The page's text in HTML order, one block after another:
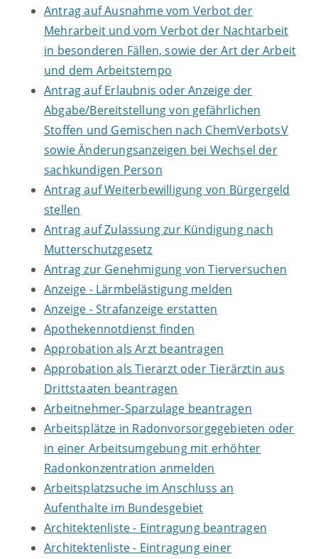
Antrag auf Ausnahme vom Verbot der
Mehrarbeit und vom Verbot der Nachtarbeit
in besonderen Fällen, sowie der Art der Arbeit
und dem Arbeitstempo
Antrag auf Erlaubnis oder Anzeige der
Abgabe/Bereitstellung von gefährlichen
Stoffen und Gemischen nach ChemVerbotsV
sowie Änderungsanzeigen bei Wechsel der
sachkundigen Person
Antrag auf Weiterbewilligung von Bürgergeld
stellen
Antrag auf Zulassung zur Kündigung nach
Mutterschutzgesetz
Antrag zur Genehmigung von Tierversuchen
Anzeige - Lärmbelästigung melden
Anzeige - Strafanzeige erstatten
Apothekennotdienst finden
Approbation als Arzt beantragen
Approbation als Tierarzt oder Tierärztin aus
Drittstaaten beantragen
Arbeitnehmer-Sparzulage beantragen
Arbeitsplätze in Radonvorsorgegebieten oder
in einer Arbeitsumgebung mit erhöhter
Radonkonzentration anmelden
Arbeitsplatzsuche im Anschluss an
Aufenthalte im Bundesgebiet
Architektenliste - Eintragung beantragen
Architektenliste - Eintragung einer